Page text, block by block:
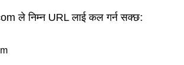
ले निम्न URL लाई कल गर्न सक्छ: